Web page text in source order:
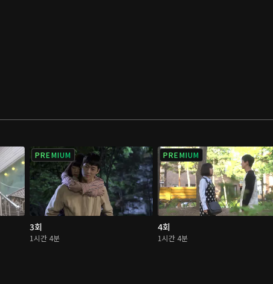
대리기사로 일하며 성실
는 외모, 학벌, 돈, 매너,
PREMIUM
3회
1시간 4분
PREMIUM
4회
1시간 4분